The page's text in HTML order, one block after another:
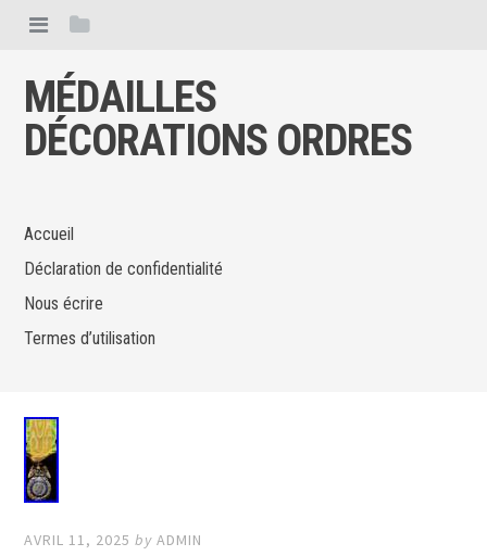
MÉDAILLES
DÉCORATIONS ORDRES
Accueil
Déclaration de confidentialité
Nous écrire
Termes d’utilisation
AVRIL 11, 2025 byADMIN